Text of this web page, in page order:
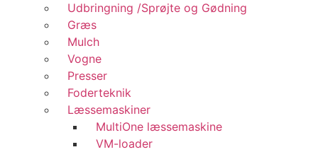
Udbringning /Sprøjte og Gødning
Græs
Mulch
Vogne
Presser
Foderteknik
Læssemaskiner
MultiOne læssemaskine
VM-loader